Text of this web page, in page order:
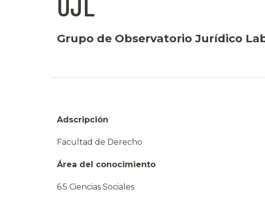
Grupo de Observatorio Jurídico
Adscripción
Facultad de Derecho
Área del conocimiento
6.5 Ciencias Sociales